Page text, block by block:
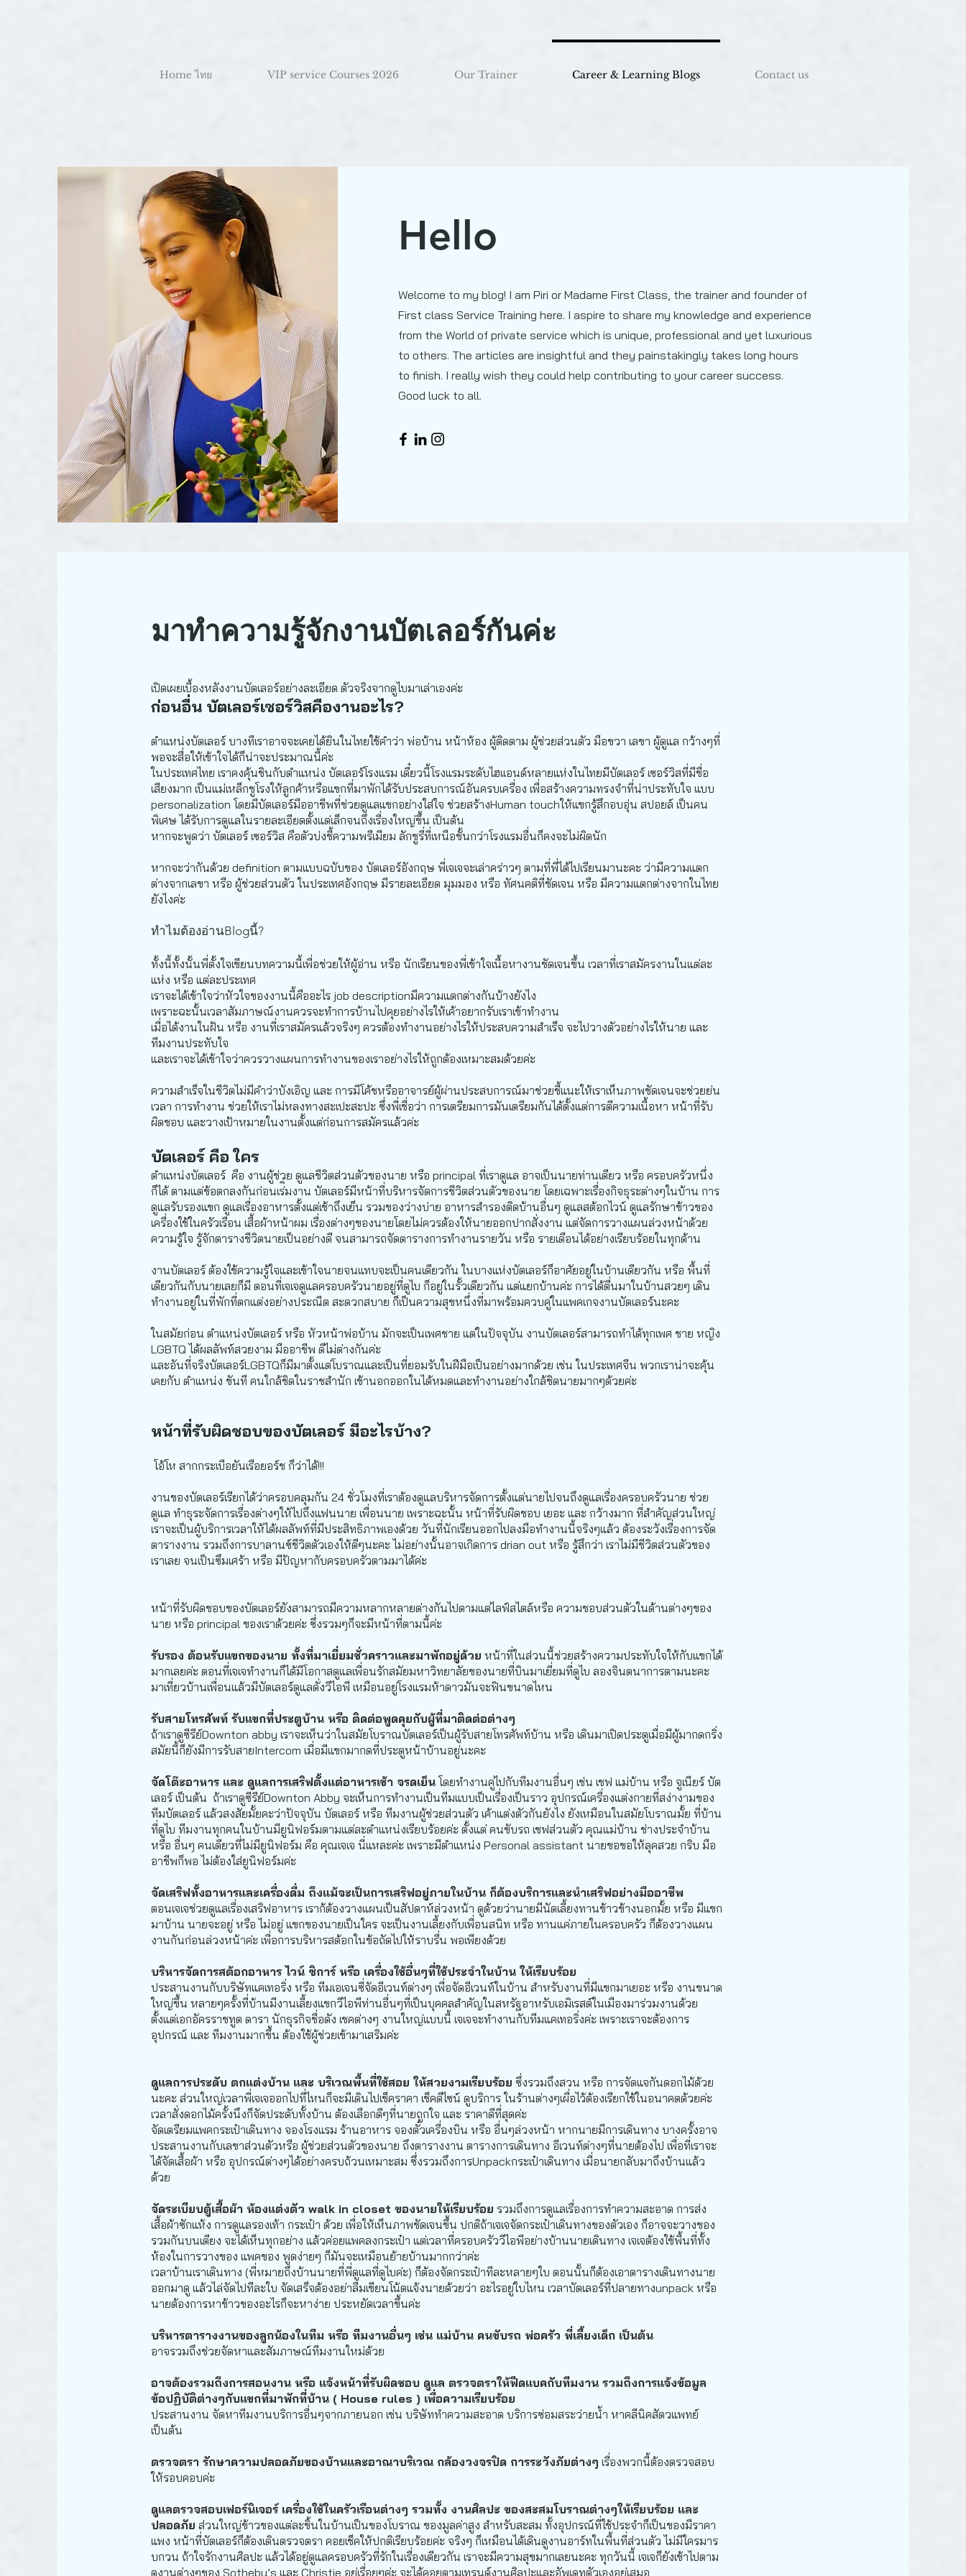
Home ไทย VIP service Courses 2026 Our Trainer Career & Learning Blogs Contact us
Hello
Welcome to my blog! I am Piri or Madame First Class, the trainer and founder of
First class Service Training here. I aspire to share my knowledge and experience
from the World of private service which is unique, professional and yet luxurious
to others. The articles are insightful and they painstakingly takes long hours
to finish. I really wish they could help contributing to your career success.
Good luck to all.
มาทำความรู้จักงานบัตเลอร์กันค่ะ
เปิดเผยเบื้องหลังงานบัตเลอร์อย่างละเอียด ตัวจริงจากดูไบมาเล่าเองค่ะ
ก่อนอื่น บัตเลอร์เซอร์วิสคืองานอะไร?
ตำแหน่งบัตเลอร์ บางทีเราอาจจะเคยได้ยินในไทยใช้คำว่า พ่อบ้าน หน้าห้อง ผู้ติดตาม ผู้ช่วยส่วนตัว มือขวา เลขา ผู้ดูแล กว้างๆที่
พอจะสื่อให้เข้าใจได้ก็น่าจะประมาณนี้ค่ะ
ในประเทศไทย เราคงคุ้นชินกับตำแหน่ง บัตเลอร์โรงแรม เดี๋ยวนี้โรงแรมระดับไฮเเอนด์หลายแห่งในไทยมีบัตเลอร์ เซอร์วิสที่มีชื่อ
เสียงมาก เป็นแม่เหล็กชูโรงให้ลูกค้าหรือแขกที่มาพักได้รับประสบการณ์อันครบเครื่อง เพื่อสร้างความทรงจำที่น่าประทับใจ แบบ
personalization โดยมีบัตเลอร์มืออาชีพที่ช่วยดูแลแขกอย่างใส่ใจ ช่วยสร้างHuman touchให้แขกรู้สึกอบอุ่น สปอยล์ เป็นคน
พิเศษ ได้รับการดูแลในรายละเอียดตั้งแต่เล็กจนถึงเรื่องใหญ่ขึ้น เป็นต้น
หากจะพูดว่า บัตเลอร์ เซอร์วิส คือตัวบ่งชี้ความพรีเมียม ลักชูรี่ที่เหนือชั้นกว่าโรงแรมอื่นก็คงจะไม่ผิดนัก
หากจะว่ากันด้วย definition ตามแบบฉบับของ บัตเลอร์อังกฤษ พี่เจเจจะเล่าคร่าวๆ ตามที่พี่ได้ไปเรียนมานะคะ ว่ามีความแตก
ต่างจากเลขา หรือ ผู้ช่วยส่วนตัว ในประเทศอังกฤษ มีรายละเอียด มุมมอง หรือ ทัศนคติที่ชัดเจน หรือ มีความแตกต่างจากในไทย
ยังไงค่ะ
ทำไมต้องอ่านBlogนี้?
ทั้งนี้ทั้งนั้นพี่ตั้งใจเขียนบทความนี้เพื่อช่วยให้ผู้อ่าน หรือ นักเรียนของพี่เข้าใจเนื้อหางานชัดเจนขึ้น เวลาที่เราสมัครงานในแต่ละ
แห่ง หรือ แต่ละประเทศ
เราจะได้เข้าใจว่าหัวใจของงานนี้คืออะไร job descriptionมีความแตกต่างกันบ้างยังไง
เพราะฉะนั้นเวลาสัมภาษณ์งานควรจะทำการบ้านไปคุยอย่างไรให้เค้าอยากรับเราเข้าทำงาน
เมื่อได้งานในฝัน หรือ งานที่เราสมัครแล้วจริงๆ ควรต้องทำงานอย่างไรให้ประสบความสำเร็จ จะไปวางตัวอย่างไรให้นาย และ
ทีมงานประทับใจ
และเราจะได้เข้าใจว่าควรวางแผนการทำงานของเราอย่างไรให้ถูกต้องเหมาะสมด้วยค่ะ
ความสำเร็จในชีวิตไม่มีคำว่าบังเอิญ และ การมีโค้ชหรืออาจารย์ผู้ผ่านประสบการณ์มาช่วยชี้แนะให้เราเห็นภาพชัดเจนจะช่วยย่น
เวลา การทำงาน ช่วยให้เราไม่หลงทางสะเปะสะปะ ซึ่งพี่เชื่อว่า การเตรียมการมันเตรียมกันได้ตั้งแต่การตีความเนื้อหา หน้าที่รับ
ผิดชอบ และวางเป้าหมายในงานตั้งแต่ก่อนการสมัครแล้วค่ะ
บัตเลอร์ คือ ใคร
ตำแหน่งบัตเลอร์ คือ งานผู้ช่วย ดูแลชีวิตส่วนตัวของนาย หรือ principal ที่เราดูแล อาจเป็นนายท่านเดียว หรือ ครอบครัวหนึ่ง
ก็ได้ ตามแต่ข้อตกลงกันก่อนเร่ิมงาน บัตเลอร์มีหน้าที่บริหารจัดการชีวิตส่วนตัวของนาย โดยเฉพาะเรื่องกิจธุระต่างๆในบ้าน การ
ดูแลรับรองแขก ดูแลเรื่องอาหารตั้งแต่เช้าถึงเย็น รวมของว่างบ่าย อาหารสำรองติดบ้านอื่นๆ ดูแลสต้อกไวน์ ดูแลรักษาข้าวของ
เครื่องใช้ในครัวเรือน เสื้อผ้าหน้าผม เรื่องต่างๆของนายโดยไม่ควรต้องให้นายออกปากสั่งงาน แต่จัดการวางแผนล่วงหน้าด้วย
ความรู้ใจ รู้จักตารางชีวิตนายเป็นอย่างดี จนสามารถจัดตารางการทำงานรายวัน หรือ รายเดือนได้อย่างเรียบร้อยในทุกด้าน
งานบัตเลอร์ ต้องใช้ความรู้ใจและเข้าใจนายจนแทบจะเป็นคนเดียวกัน ในบางแห่งบัตเลอร์ก็อาศัยอยู่ในบ้านเดียวกัน หรือ พื้นที่
เดียวกันกับนายเลยก็มี ตอนที่เจเจดูแลครอบครัวนายอยู่ที่ดูไบ ก็อยู่ในรั้วเดียวกัน แต่แยกบ้านค่ะ การได้ตื่นมาในบ้านสวยๆ เดิน
ทำงานอยู่ในที่พักที่ตกแต่งอย่างประณีต สะดวกสบาย ก็เป็นความสุขหนึ่งที่มาพร้อมควบคู่ในแพคเกจงานบัตเลอร์นะคะ
ในสมัยก่อน ตำแหน่งบัตเลอร์ หรือ หัวหน้าพ่อบ้าน มักจะเป็นเพศชาย แต่ในปัจจุบัน งานบัตเลอร์สามารถทำได้ทุกเพศ ชาย หญิง
LGBTQ ได้ผลลัพท์สวยงาม มืออาชีพ ดีไม่ต่างกันค่ะ
และอันที่จริงบัตเลอร์LGBTQก็มีมาตั้งแต่โบราณและเป็นที่ยอมรับในฝีมือเป็นอย่างมากด้วย เช่น ในประเทศจีน พวกเราน่าจะคุ้น
เคยกับ ตำแหน่ง ขันที คนใกล้ชิดในราชสำนัก เข้านอกออกในได้หมดและทำงานอย่างใกล้ชิดนายมากๆด้วยค่ะ
หน้าที่รับผิดชอบของบัตเลอร์ มีอะไรบ้าง?
โอ้โห สากกระเบือยันเรือยอร์ช ก็ว่าได้!!!
งานของบัตเลอร์เรียกได้ว่าครอบคลุมกัน 24 ชั่วโมงที่เราต้องดูแลบริหารจัดการตั้งแต่นายไปจนถึงดูแลเรื่องครอบครัวนาย ช่วย
ดูแล ทำธุระจัดการเรื่องต่างๆให้ไปถึงแฟนนาย เพื่อนนาย เพราะฉะนั้น หน้าที่รับผิดชอบ เยอะ และ กว้างมาก ที่สำคัญส่วนใหญ่
เราจะเป็นผู้บริการเวลาให้ได้ผลลัพท์ที่มีประสิทธิภาพเองด้วย วันที่นักเรียนออกไปลงมือทำงานนี้จริงๆแล้ว ต้องระวังเรื่องการจัด
ตารางงาน รวมถึงการบาลานซ์ชีวิตตัวเองให้ดีๆนะคะ ไม่อย่างนั้นอาจเกิดการ drian out หรือ รู้สึกว่า เราไม่มีชีวิตส่วนตัวของ
เราเลย จนเป็นซึมเศร้า หรือ มีปัญหากับครอบครัวตามมาได้ค่ะ
หน้าที่รับผิดชอบของบัตเลอร์ยังสามารถมีความหลากหลายต่างกันไปตามแต่ไลฟ์สไตล์หรือ ความชอบส่วนตัวในด้านต่างๆของ
นาย หรือ principal ของเราด้วยค่ะ ซึ่งรวมๆก็จะมีหน้าที่ตามนี้ค่ะ
รับรอง ต้อนรับแขกของนาย ทั้งที่มาเยี่ยมชั่วคราวและมาพักอยู่ด้วย หน้าที่ในส่วนนี้ช่วยสร้างความประทับใจให้กับแขกได้
มากเลยค่ะ ตอนที่เจเจทำงานก็ได้มีโอกาสดูแลเพื่อนรักสมัยมหาวิทยาลัยของนายที่บินมาเยี่ยมที่ดูไบ ลองจินตนาการตามนะคะ
มาเที่ยวบ้านเพื่อนแล้วมีบัตเลอร์ดูแลดั่งวีไอพี เหมือนอยู่โรงแรมห้าดาวมันจะฟินขนาดไหน
รับสายโทรศัพท์ รับแขกที่ประตูบ้าน หรือ ติดต่อพูดคุยกับผู้ที่มาติดต่อต่างๆ
ถ้าเราดูซีรีย์Downton abby เราจะเห็นว่าในสมัยโบราณบัตเลอร์เป็นผู้รับสายโทรศัพท์บ้าน หรือ เดินมาเปิดประตูเมื่อมีผู้มากดกริ่ง
สมัยนี้ก็ยังมีการรับสายIntercom เมื่อมีแขกมากดที่ประตูหน้าบ้านอยู่นะคะ
จัดโต๊ะอาหาร และ ดูแลการเสริฟตั้งแต่อาหารเช้า จรดเย็น โดยทำงานคู่ไปกับทีมงานอื่นๆ เช่น เชฟ แม่บ้าน หรือ จูเนียร์ บัต
เลอร์ เป็นต้น ถ้าเราดูซีรีย์Downton Abby จะเห็นการทำงานเป็นทีมแบบเป็นเรื่องเป็นราว อุปกรณ์เครื่องแต่งกายที่สง่างามของ
ทีมบัตเลอร์ แล้วสงสัยมั้ยคะว่าปัจจุบัน บัตเลอร์ หรือ ทีมงานผู้ช่วยส่วนตัว เค้าแต่งตัวกันยังไง ยังเหมือนในสมัยโบราณมั้ย ที่บ้าน
ที่ดูไบ ทีมงานทุกคนในบ้านมียูนิฟอร์มตามแต่ละตำแหน่งเรียบร้อยค่ะ ตั้งแต่ คนขับรถ เชฟส่วนตัว คุณแม่บ้าน ช่างประจำบ้าน
หรือ อื่นๆ คนเดียวที่ไม่มียูนิฟอร์ม คือ คุณเจเจ นี่แหละค่ะ เพราะมีตำแหน่ง Personal assistant นายขอขอให้ลุคสวย กริบ มือ
อาชีพก็พอ ไม่ต้องใส่ยูนิฟอร์มค่ะ
จัดเสริฟทั้งอาหารและเครื่องดื่ม ถึงแม้จะเป็นการเสริฟอยู่ภายในบ้าน ก็ต้องบริการและนำเสริฟอย่างมืออาชีพ
ตอนเจเจช่วยดูแลเรื่องเสริฟอาหาร เราก้ต้องวางแผนเป็นสัปดาห์ล่วงหน้า ดูด้วยว่านายมีนัดเลี้ยงทานข้าวข้างนอกมั้ย หรือ มีแขก
มาบ้าน นายจะอยู่ หรือ ไม่อยู่ แขกของนายเป็นใคร จะเป็นงานเลี้ยงกับเพื่อนสนิท หรือ ทานแค่ภายในครอบครัว ก็ต้องวางแผน
งานกันก่อนล่วงหน้าค่ะ เพื่อการบริหารสต้อกในข้อถัดไปให้ราบรื่น พอเพียงด้วย
บริหารจัดการสต้อกอาหาร ไวน์ ซิการ์ หรือ เครื่องใช้อื่นๆที่ใช้ประจำในบ้าน ให้เรียบร้อย
ประสานงานกับบริษัทแคเทอริ่ง หรือ ทีมเอเจนซี่จัดอีเวนท์ต่างๆ เพื่อจัดอีเวนท์ในบ้าน สำหรับงานที่มีแขกมาเยอะ หรือ งานขนาด
ใหญ่ขึ้น หลายๆครั้งที่บ้านมีงานเลี้ยงแขกวีไอพีท่านอื่นๆที่เป็นบุคคลสำคัญในสหรัฐอาหรับเอมิเรสต์ในเมืองมาร่วมงานด้วย
ตั้งแต่เอกอัครราชทูต ดารา นักธุรกิจชื่อดัง เชคต่างๆ งานใหญ่แบบนี้ เจเจจะทำงานกับทีมแคเทอริ่งค่ะ เพราะเราจะต้องการ
อุปกรณ์ และ ทีมงานมากขึ้น ต้องใช้ผู้ช่วยเข้ามาเสริมค่ะ
ดูแลการประดับ ตกแต่งบ้าน และ บริเวณพื้นที่ใช้สอย ให้สวยงามเรียบร้อย ซึ่งรวมถึงสวน หรือ การจัดแจกันดอกไม้ด้วย
นะคะ ส่วนใหญ่เวลาพี่เจเจออกไปที่ไหนก็จะมีเดินไปเช็คราคา เช็คดีไซน์ ดูบริการ ในร้านต่างๆเผื่อไว้ต้องเรียกใช้ในอนาคตด้วยค่ะ
เวลาสั่งดอกไม้ครั้งนึงก็จัดประดับทั้งบ้าน ต้องเลือกดีๆที่นายถูกใจ และ ราคาดีที่สุดค่ะ
จัดเตรียมแพคกระเป๋าเดินทาง จองโรงแรม ร้านอาหาร จองตั๋วเครื่องบิน หรือ อื่นๆล่วงหน้า หากนายมีการเดินทาง บางครั้งอาจ
ประสานงานกับเลขาส่วนตัวหรือ ผู้ช่วยส่วนตัวของนาย ถึงตารางงาน ตารางการเดินทาง อีเวนท์ต่างๆที่นายต้องไป เพื่อที่เราจะ
ได้จัดเสื้อผ้า หรือ อุปกรณ์ต่างๆได้อย่างครบถ้วนเหมาะสม ซึ่งรวมถึงการUnpackกระเป๋าเดินทาง เมื่อนายกลับมาถึงบ้านแล้ว
ด้วย
จัดระเบียบตู้เสื้อผ้า ห้องแต่งตัว walk in closet ของนายให้เรียบร้อย รวมถึงการดูแลเรื่องการทำความสะอาด การส่ง
เสื้อผ้าซักแห้ง การดูแลรองเท้า กระเป๋า ด้วย เพื่อให้เห็นภาพชัดเจนขึ้น ปกติถ้าเจเจจัดกระเป๋าเดินทางของตัวเอง ก็อาจจะวางของ
รวมกันบนเตียง จะได้เห็นทุกอย่าง แล้วค่อยแพคลงกระเป๋า แต่เวลาที่ครอบครัววีไอพีอย่างบ้านนายเดินทาง เจเจต้องใช้พื้นที่ทั้ง
ห้องในการวางของ แพคของ พูดง่ายๆ ก็มันจะเหมือนย้ายบ้านมากกว่าค่ะ
เวลาบ้านเราเดินทาง (พี่หมายถึงบ้านนายที่พี่ดูแลที่ดูไบค่ะ) ก็ต้องจัดกระเป๋าทีละหลายๆใบ ตอนนั้นก็ต้องเอาตารางเดินทางนาย
ออกมาดู แล้วไล่จัดไปทีละใบ จัดเสร็จต้องอย่าลืมเขียนโน้ตแจ้งนายด้วยว่า อะไรอยู่ใบไหน เวลาบัตเลอร์ที่ปลายทางunpack หรือ
นายต้องการหาข้าวของอะไรก็จะหาง่าย ประหยัดเวลาขึ้นค่ะ
บริหารตารางงานของลูกน้องในทีม หรือ ทีมงานอื่นๆ เช่น แม่บ้าน คนขับรถ พ่อครัว พี่เลี้ยงเด็ก เป็นต้น
อาจรวมถึงช่วยจัดหาและสัมภาษณ์ทีมงานใหม่ด้วย
อาจต้องรวมถึงการสอนงาน หรือ แจ้งหน้าที่รับผิดชอบ ดูแล ตรวจตราให้ฟีดแบคกับทีมงาน รวมถึงการแจ้งข้อมูล
ข้อปฏิบัติต่างๆกับแขกที่มาพักที่บ้าน ( House rules ) เพื่อความเรียบร้อย
ประสานงาน จัดหาทีมงานบริการอื่นๆจากภายนอก เช่น บริษัททำความสะอาด บริการซ่อมสระว่ายน้ำ หาคลีนิคสัตวแพทย์
เป็นต้น
ตรวจตรา รักษาความปลอดภัยของบ้านและอาณาบริเวณ กล้องวงจรปิด การระวังภัยต่างๆ เรื่องพวกนี้ต้องตรวจสอบ
ให้รอบคอบค่ะ
ดูแลตรวจสอบเฟอร์นิเจอร์ เครื่องใช้ในครัวเรือนต่างๆ รวมทั้ง งานศิลปะ ของสะสมโบราณต่างๆให้เรียบร้อย และ
ปลอดภัย ส่วนใหญ่ข้าวของแต่ละชิ้นในบ้านเป็นของโบราณ ของมูลค่าสูง สำหรับสะสม ทั้งอุปกรณ์ที่ใช้ประจำก็เป็นของมีราคา
แพง หน้าที่บัตเลอร์ก็ต้องเดินตรวจตรา คอยเช็คให้ปกติเรียบร้อยค่ะ จริงๆ ก็เหมือนได้เดินดูงานอาร์ทในพื้นที่ส่วนตัว ไม่มีใครมาร
บกวน ถ้าใจรักงานศิลปะ แล้วได้อยู่ดูแลครอบครัวที่รักในเรื่องเดียวกัน เราจะมีความสุขมากเลยนะคะ ทุกวันนี้ เจเจก็ยังเข้าไปตาม
ดูงานต่างๆของ Sotheby’s และ Christie อยู่เรื่อยๆค่ะ จะได้คอยตามเทรนด์งานศิลปะและอัพเดทตัวเองอยู่เสมอ